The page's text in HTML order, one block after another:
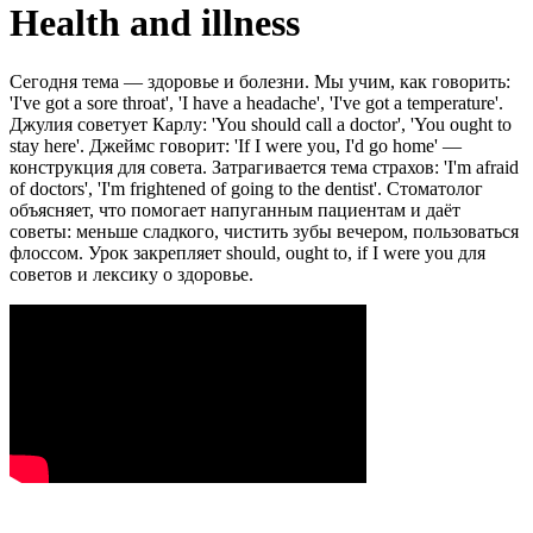
Health and illness
Сегодня тема — здоровье и болезни. Мы учим, как говорить:
'I've got a sore throat', 'I have a headache', 'I've got a temperature'.
Джулия советует Карлу: 'You should call a doctor', 'You ought to
stay here'. Джеймс говорит: 'If I were you, I'd go home' —
конструкция для совета. Затрагивается тема страхов: 'I'm afraid
of doctors', 'I'm frightened of going to the dentist'. Стоматолог
объясняет, что помогает напуганным пациентам и даёт
советы: меньше сладкого, чистить зубы вечером, пользоваться
флоссом. Урок закрепляет should, ought to, if I were you для
советов и лексику о здоровье.